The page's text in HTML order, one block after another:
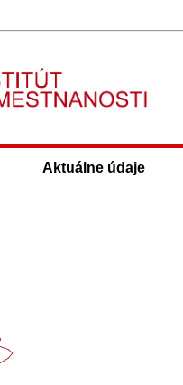
Aktuálne údaje